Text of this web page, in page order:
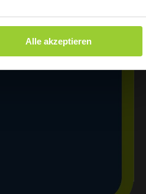
Alle akzeptieren